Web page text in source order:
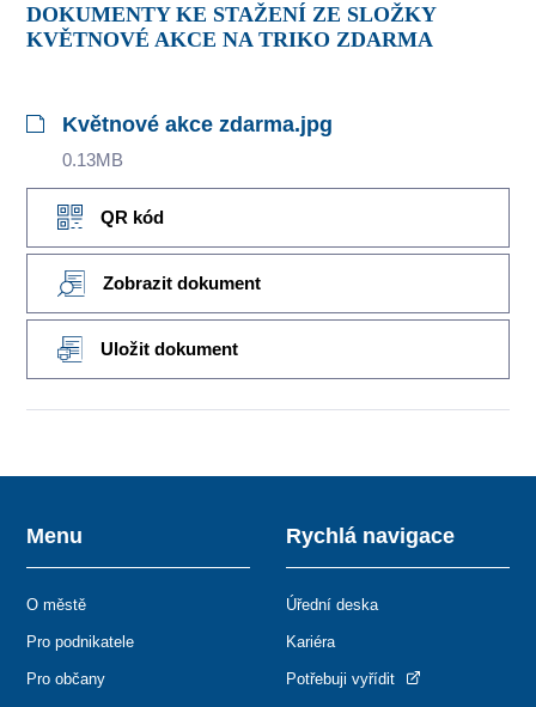
DOKUMENTY KE STAŽENÍ ZE SLOŽKY
KVĚTNOVÉ AKCE NA TRIKO ZDARMA
Květnové akce zdarma.jpg
0.13MB
QR kód
Zobrazit dokument
Uložit dokument
Menu
O městě
Pro podnikatele
Pro občany
Rychlá navigace
Úřední deska
Kariéra
Potřebuji vyřídit